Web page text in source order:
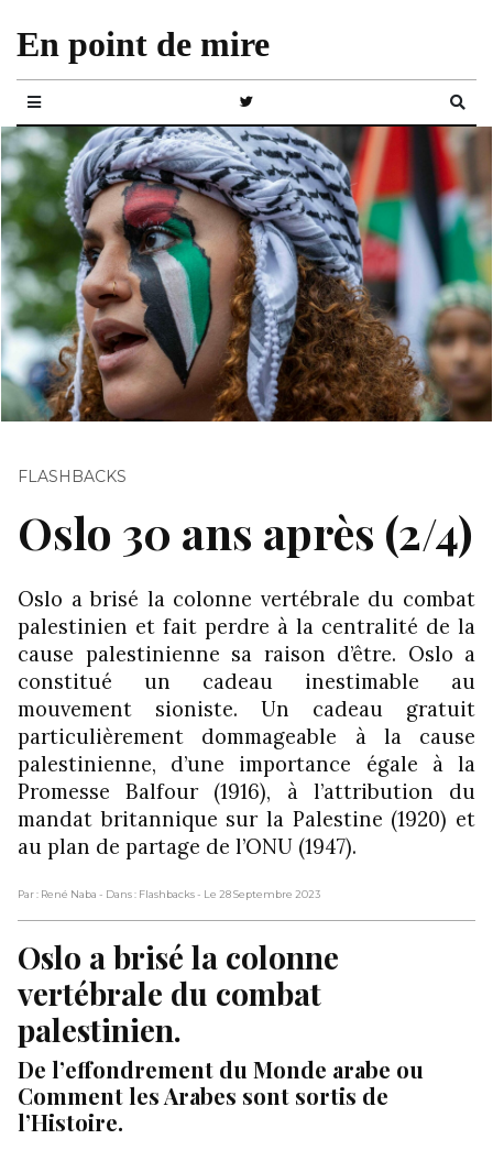
En point de mire
FLASHBACKS
Oslo 30 ans après (2/4)
Oslo a brisé la colonne vertébrale du combat
palestinien et fait perdre à la centralité de la
cause palestinienne sa raison d’être. Oslo a
constitué un cadeau inestimable au
mouvement sioniste. Un cadeau gratuit
particulièrement dommageable à la cause
palestinienne, d’une importance égale à la
Promesse Balfour (1916), à l’attribution du
mandat britannique sur la Palestine (1920) et
au plan de partage de l’ONU (1947).
Par : René Naba - Dans : Flashbacks- Le 28 Septembre 2023
Oslo a brisé la colonne
vertébrale du combat
palestinien.
De l’effondrement du Monde arabe ou
Comment les Arabes sont sortis de
l’Histoire.